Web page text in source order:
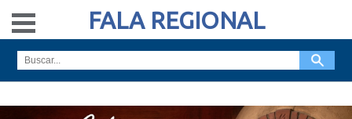
FALA REGIONAL